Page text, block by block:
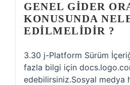
GENEL GIDER
KONUSUNDA
EDILMELIDIR ?
3.30 j-Platform Sürüm
fazla bilgi için
edebilirsiniz.Sosyal medya